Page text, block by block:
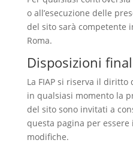
o all’esecuzione delle
del sito sarà competente
Roma.
Disposizioni
La FIAP si riserva il
in qualsiasi momento la
del sito sono invitati a
questa pagina per
modifiche.